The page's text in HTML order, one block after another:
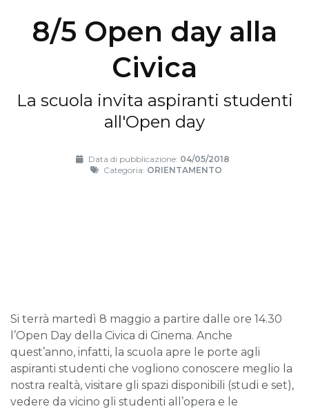
8/5 Open day alla
Civica
La scuola invita aspiranti studenti
all'Open day
Data di pubblicazione: 04/05/2018
Categoria: ORIENTAMENTO
Si terrà martedì 8 maggio a partire dalle ore 14.30
l’Open Day della Civica di Cinema. Anche
quest’anno, infatti, la scuola apre le porte agli
aspiranti studenti che vogliono conoscere meglio la
nostra realtà, visitare gli spazi disponibili (studi e set),
vedere da vicino gli studenti all’opera e le